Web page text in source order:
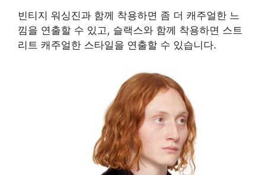
빈티지 워싱진과 함께 착용하면 좀 더 캐주얼한 느
낌을 연출할 수 있고, 슬랙스와 함께 착용하면 스트
리트 캐주얼한 스타일을 연출할 수 있습니다.